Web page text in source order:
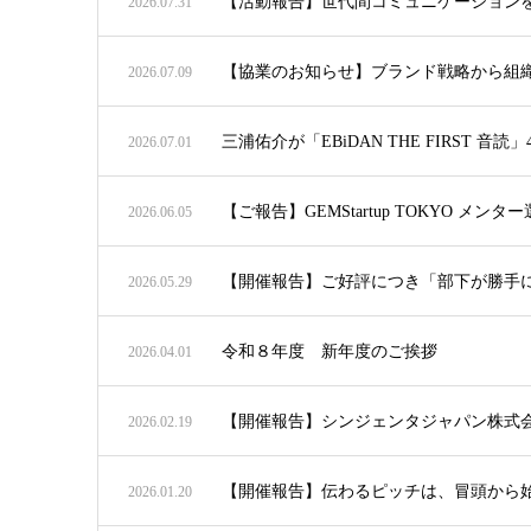
2026.07.09 【協業のお知らせ】ブランド戦略から
2026.07.01 三浦佑介が「EBiDAN THE FIRST 音読
2026.06.05 【ご報告】GEMStartup TOKYO メンタ
2026.05.29 【開催報告】ご好評につき「部下が勝
2026.04.01 令和８年度 新年度のご挨拶
2026.02.19 【開催報告】シンジェンタジャパン株
2026.01.20 【開催報告】伝わるピッチは、冒頭か